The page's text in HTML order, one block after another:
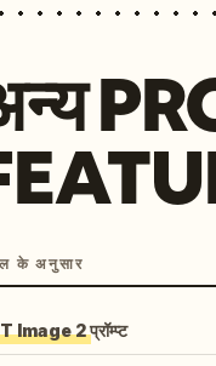
के अनुसार
Image 2 प्रॉम्प्ट